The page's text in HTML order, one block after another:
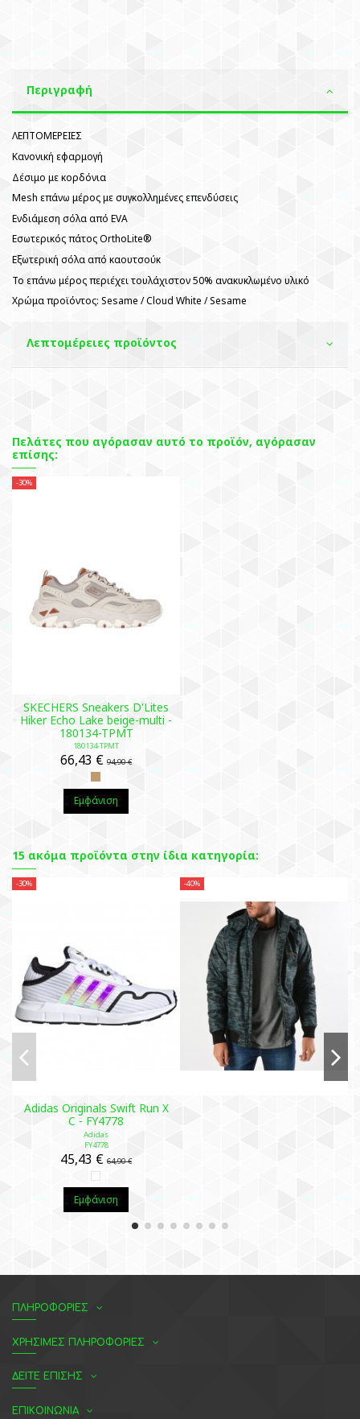
Περιγραφή
ΛΕΠΤΟΜΕΡΕΙΕΣ
Κανονική εφαρμογή
Δέσιμο με κορδόνια
Mesh επάνω μέρος με συγκολλημένες επενδύσεις
Ενδιάμεση σόλα από EVA
Εσωτερικός πάτος OrthoLite®
Εξωτερική σόλα από καουτσούκ
Το επάνω μέρος περιέχει τουλάχιστον 50% ανακυκλωμένο υλικό
Χρώμα προϊόντος: Sesame / Cloud White / Sesame
Λεπτομέρειες προϊόντος
Πελάτες που αγόρασαν αυτό το προϊόν, αγόρασαν
επίσης:
-30%
SKECHERS Sneakers D'Lites
Hiker Echo Lake beige-multi -
180134-TPMT
180134-TPMT
66,43 € 94,90 €
Εμφάνιση
15 ακόμα προϊόντα στην ίδια κατηγορία:
-30%
Adidas Originals Swift Run X
C - FY4778
Adidas
FY4778
45,43 € 64,90 €
Εμφάνιση
-40%
ΠΛΗΡΟΦΟΡΙΕΣ
ΧΡΗΣΙΜΕΣ ΠΛΗΡΟΦΟΡΙΕΣ
ΔΕΙΤΕ ΕΠΙΣΗΣ
ΕΠΙΚΟΙΝΩΝΙΑ